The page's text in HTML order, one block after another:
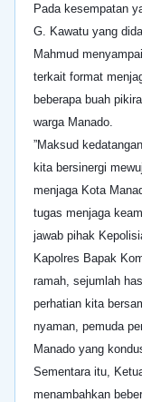
Pada kesempatan
G. Kawatu yang
Mahmud
terkait format
beberapa buah
warga Manado.
”Maksud
kita bersinergi
menjaga Kota
tugas menjaga
jawab pihak
Kapolres Bapak
ramah, sejumlah
perhatian kita
nyaman, pemuda
Manado yang
Sementara itu,
menambahkan